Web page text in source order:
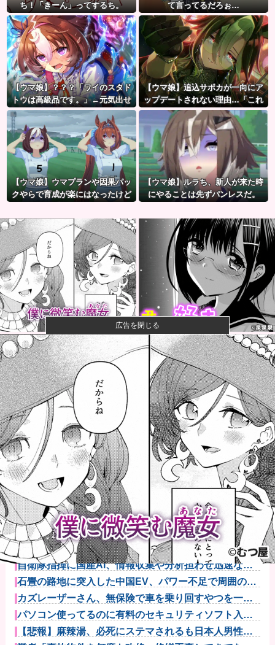
ち！「きーん」ってするち。
て言ってるだろぉ…
【ウマ娘】？？？「ワイのスタド
トウは高級品です。」←元気出せ
よ
【ウマ娘】追込サポカが一向にア
ップデートされない理由…「これ
だけ出さないってことは」
【ウマ娘】ウマプランや因果パッ
クやらで育成が楽にはなったけど
【ウマ娘】ルラち、新人が来た時
にやることは先ずパンレスだ。
【悲報】母親、息子を通して男の競争の厳しさを知る
ｗｗｗｗ
【悲報】八王子の夏祭り、衛生管理終わってた
【朗報】ハンターハンター最新話、ベンジャミンが覚
醒して主人公...
【悲報】最新話のモンキー・D・ルフィさん、あまりに
も情けなさ...
彼女に浮気されたワイ（38）、人生を変えるために
「プログラミ...
自衛隊指揮に国産AI、情報収集や分析担わせ迅速な意
思決定…「...
石畳の路地に突入した中国EV、パワー不足で周囲の通
行人を困惑...
カズレーザーさん、無保険で車を乗り回すやつを一蹴
してしまうｗ...
パソコン使ってるのに有料のセキュリティソフト入れ
てない人って...
【悲報】麻辣湯、必死にステマされるも日本人男性か
ら見向きもさ...
広告を閉じる